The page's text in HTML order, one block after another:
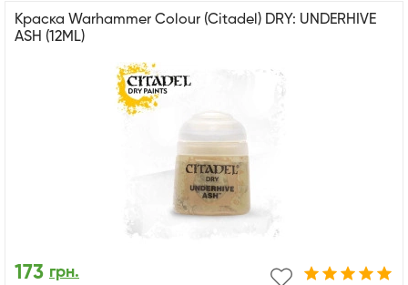
Краска Warhammer Colour (Citadel) DRY: UNDERHIVE
ASH (12ML)
173 грн.